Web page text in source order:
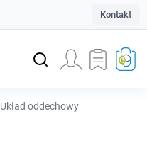
Kontakt
Układ oddechowy